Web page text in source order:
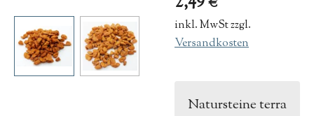
inkl. MwSt zzgl.
Versandkosten
Natursteine terra